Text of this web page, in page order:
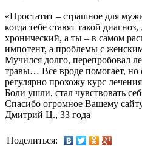
«Простатит – страшное для
когда тебе ставят такой
хронический, а ты – в самом
импотент, а проблемы с
Мучился долго, перепробовал
травы… Все вроде помогает, но
регулярно прохожу курс
Боли ушли, стал чувствовать
Спасибо огромное Вашему
Дмитрий Ц., 33 года
Поделиться: